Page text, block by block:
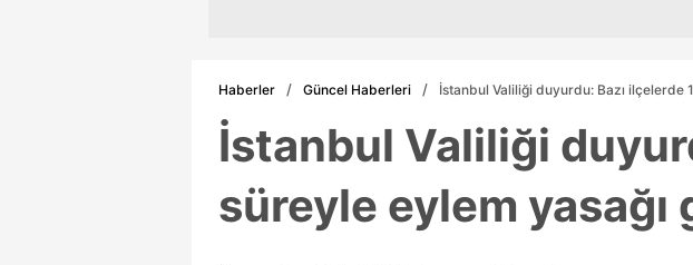
Haberler Güncel Haberleri İstanbul Valiliği duyurdu: Bazı ilçelerde
İstanbul Valiliği
süreyle eylem